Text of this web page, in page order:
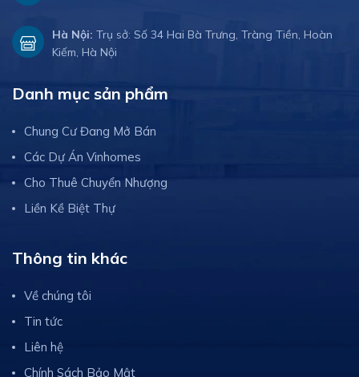
Hà Nội: Trụ sở: Số 34 Hai Bà Trưng, Tràng Tiền, Hoàn
Kiếm, Hà Nội
Danh mục sản phẩm
Chung Cư Đang Mở Bán
Các Dự Án Vinhomes
Cho Thuê Chuyển Nhượng
Liền Kề Biệt Thự
Thông tin khác
Về chúng tôi
Tin tức
Liên hệ
Chính Sách Bảo Mật